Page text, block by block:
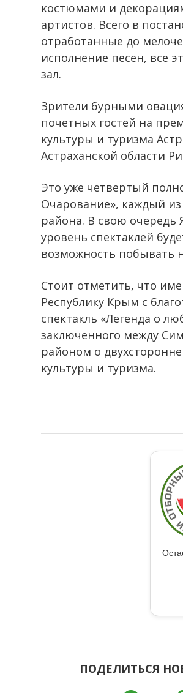
костюмами и
артистов. Всего в
отработанные до
исполнение песен, все
зал.
Зрители бурными
почетных гостей на
культуры и туризма
Астраханской области
Это уже четвертый
Очарование», каждый
района. В свою очередь
уровень спектаклей
возможность побывать
Стоит отметить, что
Республику Крым с
спектакль «Легенда о
заключенного между
районом о
культуры и туризма.
ПОДЕЛИТЬСЯ